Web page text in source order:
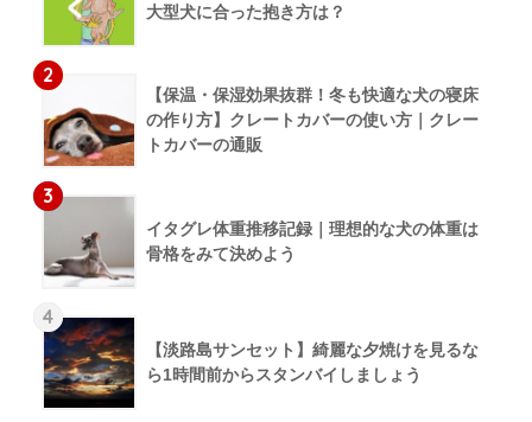
大型犬に合った抱き方は？
2
【保温・保湿効果抜群！冬も快適な犬の寝床
の作り方】クレートカバーの使い方｜クレー
トカバーの通販
3
イタグレ体重推移記録｜理想的な犬の体重は
骨格をみて決めよう
4
【淡路島サンセット】綺麗な夕焼けを見るな
ら1時間前からスタンバイしましょう